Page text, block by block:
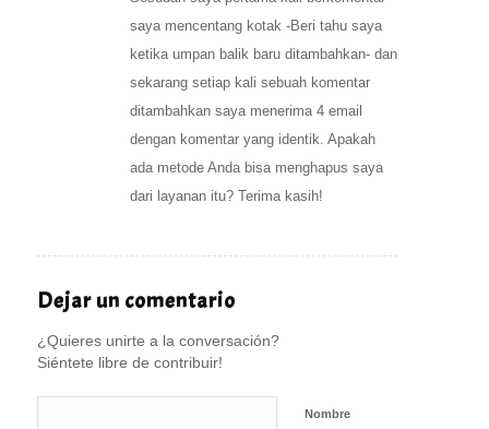
saya mencentang kotak -Beri tahu saya
ketika umpan balik baru ditambahkan- dan
sekarang setiap kali sebuah komentar
ditambahkan saya menerima 4 email
dengan komentar yang identik. Apakah
ada metode Anda bisa menghapus saya
dari layanan itu? Terima kasih!
Dejar un comentario
¿Quieres unirte a la conversación?
Siéntete libre de contribuir!
Nombre